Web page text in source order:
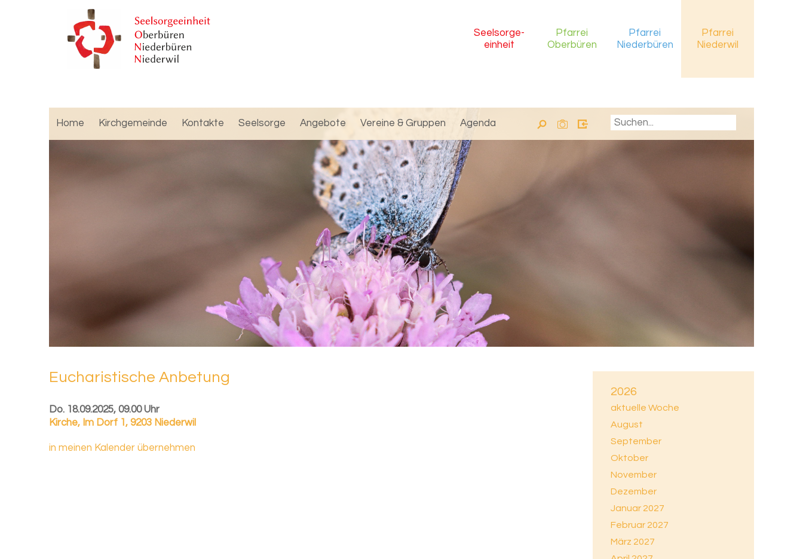
Seelsorge-
einheit
Pfarrei
Oberbüren
Pfarrei
Niederbüren
Pfarrei
Niederwil
Home Kirchgemeinde Kontakte Seelsorge Angebote Vereine & Gruppen Agenda
2026
aktuelle Woche
August
September
Oktober
November
Dezember
Januar 2027
Februar 2027
März 2027
Eu­cha­ris­ti­sche An­be­tung
Do. 18.09.2025, 09.00 Uhr
Kirche, Im Dorf 1, 9203 Niederwil
in meinen Kalender übernehmen